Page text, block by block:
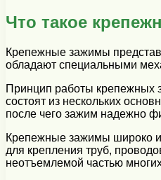
Что такое
Крепежные зажимы
обладают специальными
Принцип работы крепежных
состоят из нескольких
после чего зажим надежно
Крепежные зажимы широко
для крепления труб,
неотъемлемой частью